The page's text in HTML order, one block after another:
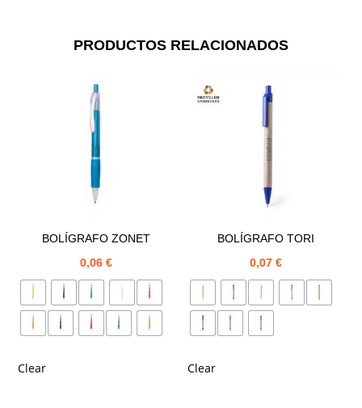
PRODUCTOS RELACIONADOS
BOLÍGRAFO ZONET
0,06€
Clear
BOLÍGRAFO TORI
0,07 €
Clear